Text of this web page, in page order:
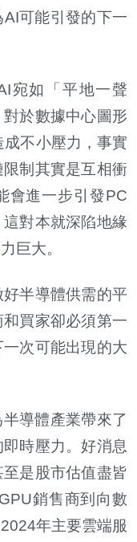
可能引發的下一
宛如「平地一聲
於數據中心圖形
不小壓力，事實
限制其實是互相衝
會進一步引發PC
對本就深陷地緣
巨大。
半導體供需的平
買家卻必須第一
次可能出現的大
導體產業帶來了
時壓力。好消息
是股市估值盡皆
銷售商到向數
年主要雲端服